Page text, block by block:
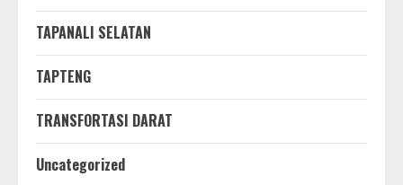
TAPANALI SELATAN
TAPTENG
TRANSFORTASI DARAT
Uncategorized